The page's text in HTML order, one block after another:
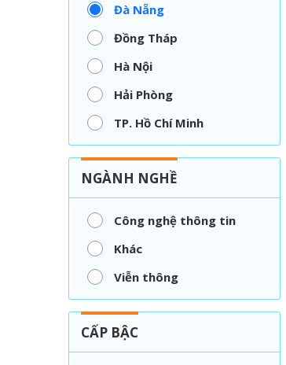
Đà Nẵng
Đồng Tháp
Hà Nội
Hải Phòng
TP. Hồ Chí Minh
NGÀNH NGHỀ
Công nghệ thông tin
Khác
Viễn thông
CẤP BẬC